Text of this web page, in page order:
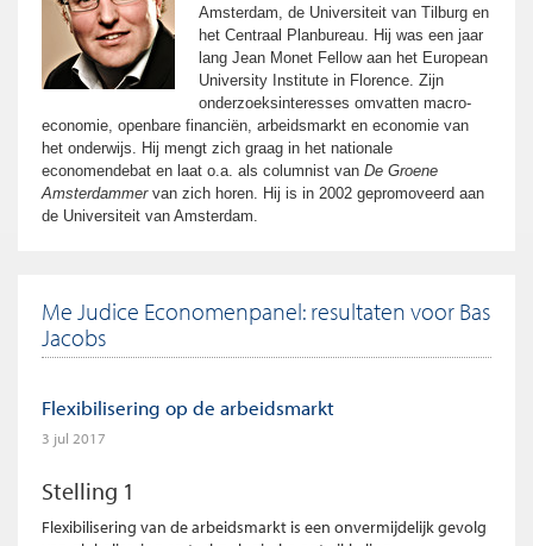
Amsterdam, de Universiteit van Tilburg en
het Centraal Planbureau. Hij was een jaar
lang Jean Monet Fellow aan het European
University Institute in Florence. Zijn
onderzoeksinteresses omvatten macro-
economie, openbare financiën, arbeidsmarkt en economie van
het onderwijs. Hij mengt zich graag in het nationale
economendebat en laat o.a. als columnist van De Groene
Amsterdammer van zich horen. Hij is in 2002 gepromoveerd aan
de Universiteit van Amsterdam.
Me Judice Economenpanel: resultaten voor Bas
Jacobs
Flexibilisering op de arbeidsmarkt
3 jul 2017
Stelling 1
Flexibilisering van de arbeidsmarkt is een onvermijdelijk gevolg